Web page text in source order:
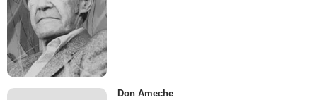
Don Ameche